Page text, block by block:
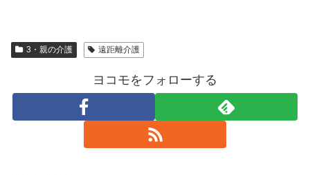
3・親の介護 遠距離介護
ヨコモをフォローする